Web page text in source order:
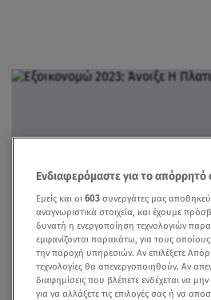
Ενδιαφερόμαστε για το απόρρητό
Εμείς και οι 603 συνεργάτες μας
αναγνωριστικά στοιχεία, και έχουμε
δυνατή η ενεργοποίηση τεχνολογιών
εμφανίζονται παρακάτω, για τους
την παροχή υπηρεσιών. Αν επιλέξετε
τεχνολογίες θα απενεργοποιηθούν. Αν
διαφημίσεις που βλέπετε ενδέχεται να
για να αλλάξετε τις επιλογές σας ή να